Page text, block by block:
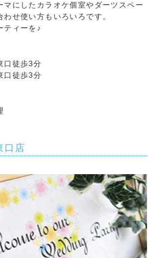
マにしたカラオケ個室やダーツスペー
わせ使い方もいろいろです。
ティーを♪
口徒歩3分
口徒歩3分
口店